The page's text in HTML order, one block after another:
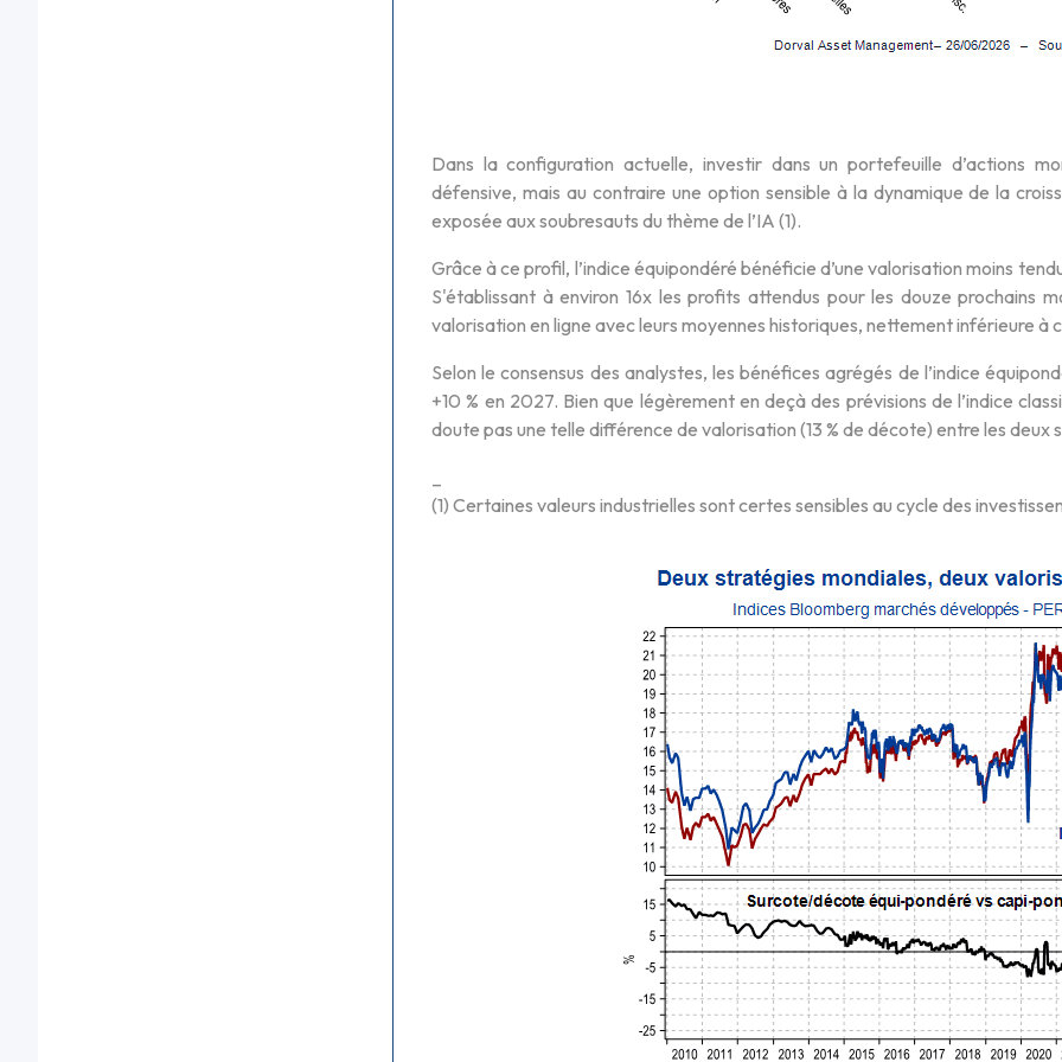
Dans la configuration actuelle, investir dans un portefeuille d’actions
défensive, mais au contraire une option sensible à la dynamique de la
exposée aux soubresauts du thème de l’IA (1).
Grâce à ce profil, l’indice équipondéré bénéficie d’une valorisation moins
S'établissant à environ 16x les profits attendus pour les douze prochains
valorisation en ligne avec leurs moyennes historiques, nettement inférieure à
Selon le consensus des analystes, les bénéfices agrégés de l’indice
+10 % en 2027. Bien que légèrement en deçà des prévisions de l’indice
doute pas une telle différence de valorisation (13 % de décote) entre les deux
(1) Certaines valeurs industrielles sont certes sensibles au cycle des